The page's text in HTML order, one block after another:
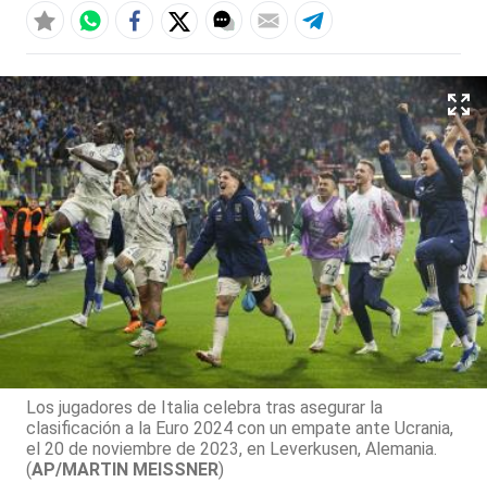
Los jugadores de Italia celebra tras asegurar la
clasificación a la Euro 2024 con un empate ante Ucrania,
el 20 de noviembre de 2023, en Leverkusen, Alemania.
(AP/MARTIN MEISSNER)